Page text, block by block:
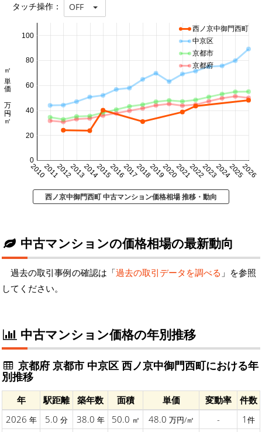
タッチ操作： OFF
20102011201220132014201520162017201820192020202120222023202420252026
0
20
40
60
80
100
㎡単価 万円/㎡
西ノ京中御門西町
中京区
京都市
京都府
西ノ京中御門西町 中古マンション価格相場 推移・動向
中古マンションの価格相場の最新動向
過去の取引事例の確認は「過去の取引データを調べる 」を参照
してください。
中古マンション価格の年別推移
京都府 京都市 中京区 西ノ京中御門西町における年
別推移
年 駅距離 築年数 面積 単価 変動率
件数
2026 年 5.0 分 38.0 年 50.0 ㎡ 48.0 万円/㎡ - 1 件